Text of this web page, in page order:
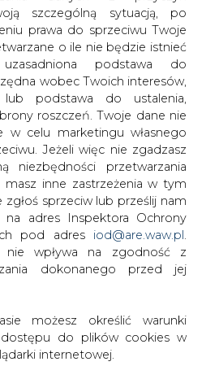
szczególną sytuacją, po
prawa do sprzeciwu Twoje
o ile nie będzie istnieć
podstawa do
wobec Twoich interesów,
podstawa do ustalenia,
roszczeń. Twoje dane nie
w celu marketingu własnego
Jeżeli więc nie zgadzasz
niezbędności przetwarzania
inne zastrzeżenia w tym
zgłoś sprzeciw lub prześlij nam
na adres Inspektora Ochrony
pod adres iod@are.waw.pl.
nie wpływa na zgodność z
dokonanego przed jej
możesz określić warunki
dostępu do plików cookies w
internetowej.
odpowiedzialnego
ze sposobów na
klimatycznej
tym celu należy nie
węglowy
Warto także
strategię
także poddać się
przez niezależne
Ziemi wzrosła o 1,09 stop. C w
z lat 1850-1900. To bardzo
się m. in. do topnienia